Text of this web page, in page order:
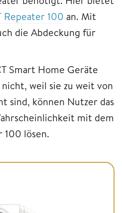
Repeater 100 an. Mit
die Abdeckung für
Smart Home Geräte
nicht, weil sie zu weit von
sind, können Nutzer das
mit dem
100 lösen.